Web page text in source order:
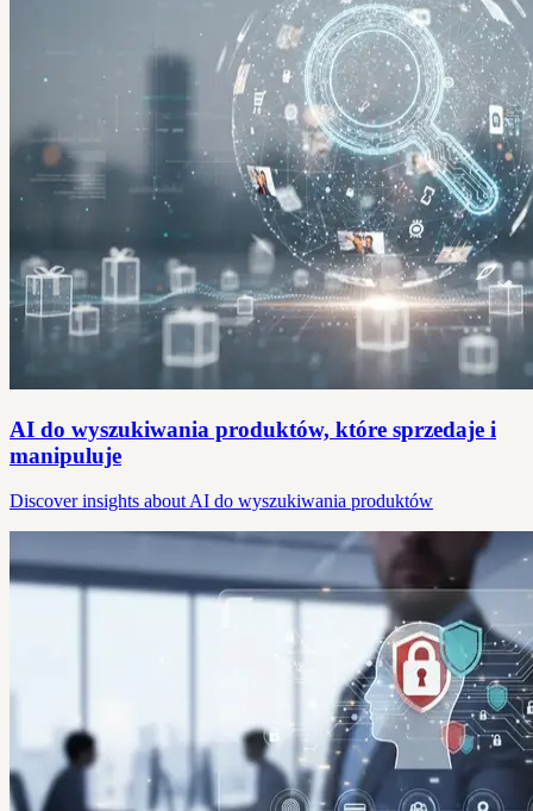
AI do wyszukiwania produktów, które sprzedaje i
manipuluje
Discover insights about AI do wyszukiwania produktów